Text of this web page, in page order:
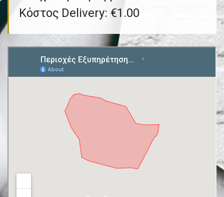
Κόστος Delivery: €1.00